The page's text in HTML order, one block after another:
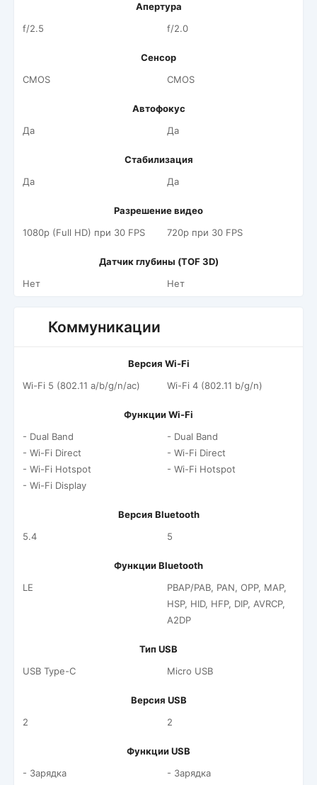
Апертура
f/2.5
f/2.0
Сенсор
CMOS
CMOS
Автофокус
Да
Да
Стабилизация
Да
Да
Разрешение видео
1080p (Full HD) при 30 FPS
720p при 30 FPS
Датчик глубины (TOF 3D)
Нет
Нет
Коммуникации
Версия Wi-Fi
Wi-Fi 5 (802.11 a/b/g/n/ac)
Wi-Fi 4 (802.11 b/g/n)
Функции Wi-Fi
- Dual Band
- Wi-Fi Direct
- Wi-Fi Hotspot
- Wi-Fi Display
- Dual Band
- Wi-Fi Direct
- Wi-Fi Hotspot
Версия Bluetooth
5.4
5
Функции Bluetooth
LE
PBAP/PAB, PAN, OPP, MAP,
HSP, HID, HFP, DIP, AVRCP,
A2DP
Тип USB
USB Type-C
Micro USB
Версия USB
2
2
Функции USB
- Зарядка
- Зарядка